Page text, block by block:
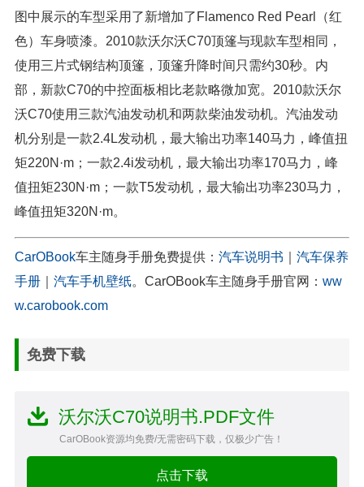
图中展示的车型采用了新增加了Flamenco Red Pearl（红
色）车身喷漆。2010款沃尔沃C70顶篷与现款车型相同，
使用三片式钢结构顶篷，顶篷升降时间只需约30秒。内
部，新款C70的中控面板相比老款略微加宽。2010款沃尔
沃C70使用三款汽油发动机和两款柴油发动机。汽油发动
机分别是一款2.4L发动机，最大输出功率140马力，峰值扭
矩220N·m；一款2.4i发动机，最大输出功率170马力，峰
值扭矩230N·m；一款T5发动机，最大输出功率230马力，
峰值扭矩320N·m。
CarOBook车主随身手册免费提供： 汽车说明书
汽车保养
手册
汽车手机壁纸。CarOBook车主随身手册官网： ww
w.carobook.com
免费下载
沃尔沃C70说明书.PDF文件
CarOBook资源均免费/无需密码下载，仅极少广告！
点击下载